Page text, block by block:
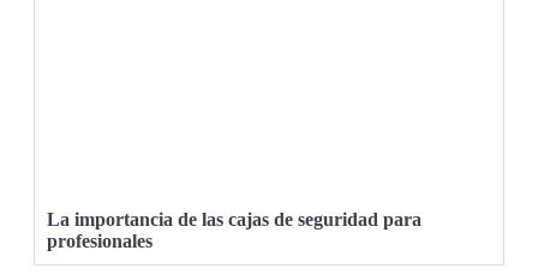
La importancia de las cajas de seguridad para
profesionales